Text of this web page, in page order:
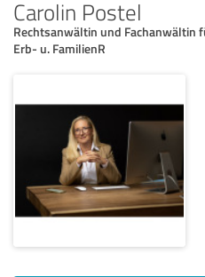
Carolin Postel
Rechtsanwältin und Fachanwältin
Erb- u. FamilienR